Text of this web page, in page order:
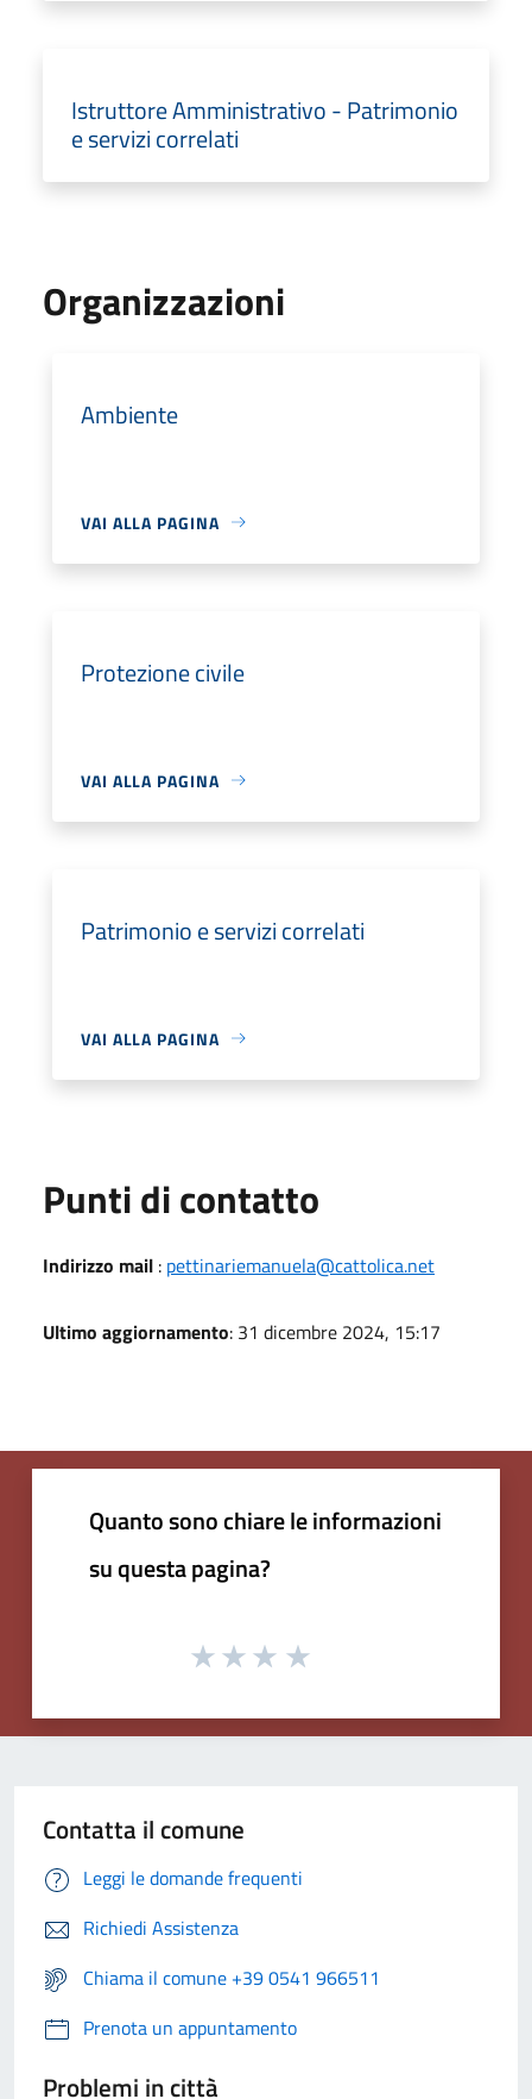
Istruttore Amministrativo - Patrimonio
e servizi correlati
Organizzazioni
Ambiente
VAI ALLA PAGINA
Protezione civile
VAI ALLA PAGINA
Patrimonio e servizi correlati
VAI ALLA PAGINA
Punti di contatto
Indirizzo mail : pettinariemanuela@cattolica.net
Ultimo aggiornamento: 31 dicembre 2024, 15:17
Quanto sono chiare le informazioni
su questa pagina?
Contatta il comune
Leggi le domande frequenti
Richiedi Assistenza
Chiama il comune +39 0541 966511
Prenota un appuntamento
Problemi in città